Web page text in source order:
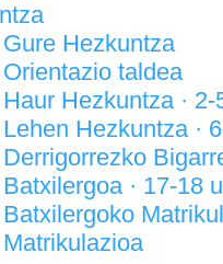
Gure Hezkuntza
Orientazio taldea
Haur Hezkuntza · 2-
Lehen Hezkuntza ·
Derrigorrezko
Batxilergoa · 17-18
Batxilergoko
Matrikulazioa